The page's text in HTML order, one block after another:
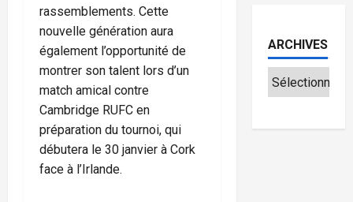
rassemblements. Cette
nouvelle génération aura
également l’opportunité de
montrer son talent lors d’un
match amical contre
Cambridge RUFC en
préparation du tournoi, qui
débutera le 30 janvier à Cork
face à l’Irlande.
ARCHIVES